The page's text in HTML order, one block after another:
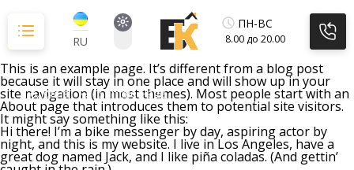
до
вмісту
RU
ПН-ВС
8.00 до 20.00
Головна Sample Page
This is an example page. It’s different from a blog post
because it will stay in one place and will show up in your
site navigation (in most themes). Most people start with an
About page that introduces them to potential site visitors.
It might say something like this:
Hi there! I’m a bike messenger by day, aspiring actor by
night, and this is my website. I live in Los Angeles, have a
great dog named Jack, and I like piña coladas. (And gettin’